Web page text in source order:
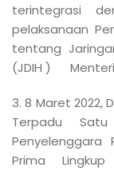
terintegrasi
pelaksanaan
tentang
(JDIH ) Menteri
3. 8 Maret 2022,
Terpadu
Penyelenggara
Prima